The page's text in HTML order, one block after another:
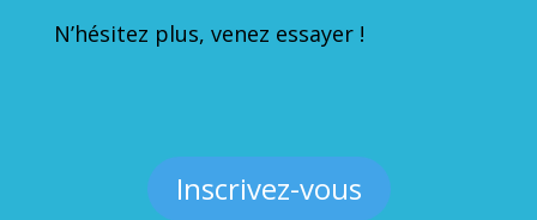
N’hésitez plus, venez essayer !
Inscrivez-vous